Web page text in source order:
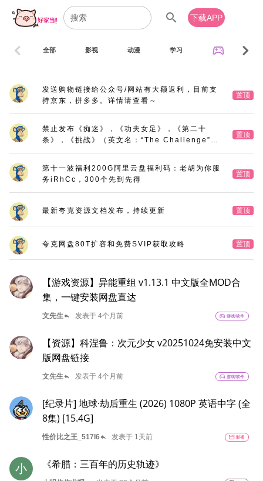
search 下载APP
全部 影视 动漫 学习 sports_esports
chevron_left chevron_right
发送购物链接给公众号/网站有大额返利，目前支
持京东，拼多多。详情请查看～
置顶
禁止发布《痴迷》，《功夫女足》，《第二十
条》，《挑战》（英文名：“The Challenge”，
又名：《深空拯救者》），《三大队》电影版
置顶
第十一波福利200G阿里云盘福利码：老胡为你服
务iRhCc，300个先到先得
置顶
最新夸克资源文档发布，持续更新 置顶
夸克网盘80T扩容和免费SVIP获取攻略 置顶
【游戏资源】异能重组 v1.13.1 中文版全MOD合
集，一键安装网盘直达
文先生reply 发表于 4个月前 sports_esports 游戏/软件
【资源】科涅鲁：次元少女 v20251024免安装中文
版网盘链接
文先生reply 发表于 4个月前 sports_esports 游戏/软件
[纪录片] 地球·劫后重生 (2026) 1080P 英语中字 (全
8集) [15.4G]
性价比之王_517l6reply 发表于 1天前 movie 影视
小 《希腊：三百年的历史轨迹》